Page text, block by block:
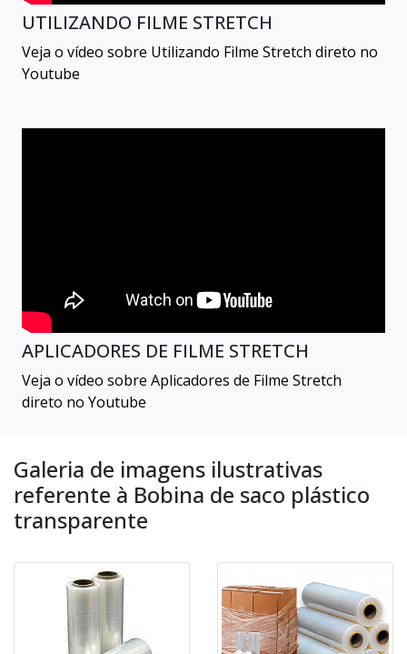
UTILIZANDO FILME STRETCH
Veja o vídeo sobre Utilizando Filme Stretch direto no
Youtube
APLICADORES DE FILME STRETCH
Veja o vídeo sobre Aplicadores de Filme Stretch
direto no Youtube
Galeria de imagens ilustrativas
referente à Bobina de saco plástico
transparente